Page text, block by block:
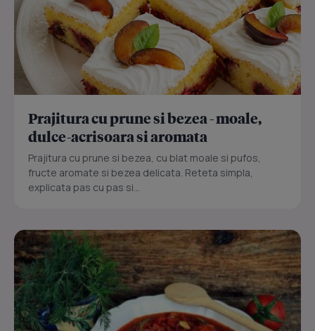
Prajitura cu prune si bezea - moale,
dulce-acrisoara si aromata
Prajitura cu prune si bezea, cu blat moale si pufos,
fructe aromate si bezea delicata. Reteta simpla,
explicata pas cu pas si...